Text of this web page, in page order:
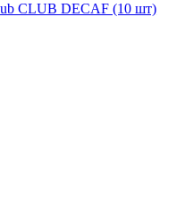
CLUB DECAF (10 шт)